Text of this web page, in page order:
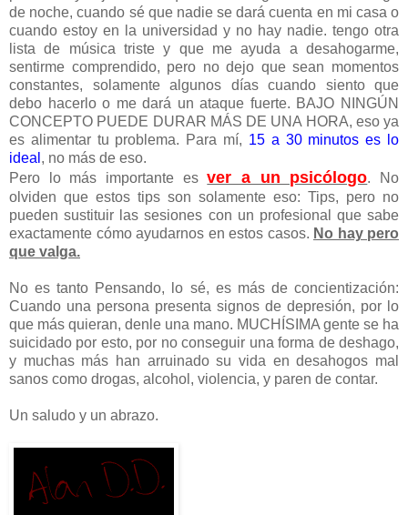
de noche, cuando sé que nadie se dará cuenta en mi casa o
cuando estoy en la universidad y no hay nadie. tengo otra
lista de música triste y que me ayuda a desahogarme,
sentirme comprendido, pero no dejo que sean momentos
constantes, solamente algunos días cuando siento que
debo hacerlo o me dará un ataque fuerte. BAJO NINGÚN
CONCEPTO PUEDE DURAR MÁS DE UNA HORA, eso ya
es alimentar tu problema. Para mí, 15 a 30 minutos es lo
ideal , no más de eso.
Pero lo más importante esver a un psicólogo. No
olviden que estos tips son solamente eso: Tips, pero no
pueden sustituir las sesiones con un profesional que sabe
exactamente cómo ayudarnos en estos casos. No hay pero
que valga.
No es tanto Pensando, lo sé, es más de concientización:
Cuando una persona presenta signos de depresión, por lo
que más quieran, denle una mano. MUCHÍSIMA gente se ha
suicidado por esto, por no conseguir una forma de deshago,
y muchas más han arruinado su vida en desahogos mal
sanos como drogas, alcohol, violencia, y paren de contar.
Un saludo y un abrazo.